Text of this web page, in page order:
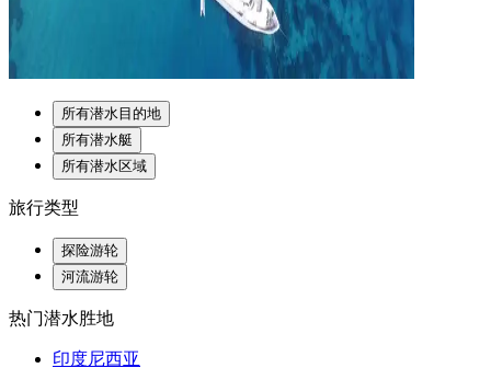
所有潜水目的地
所有潜水艇
所有潜水区域
旅行类型
探险游轮
河流游轮
热门潜水胜地
印度尼西亚